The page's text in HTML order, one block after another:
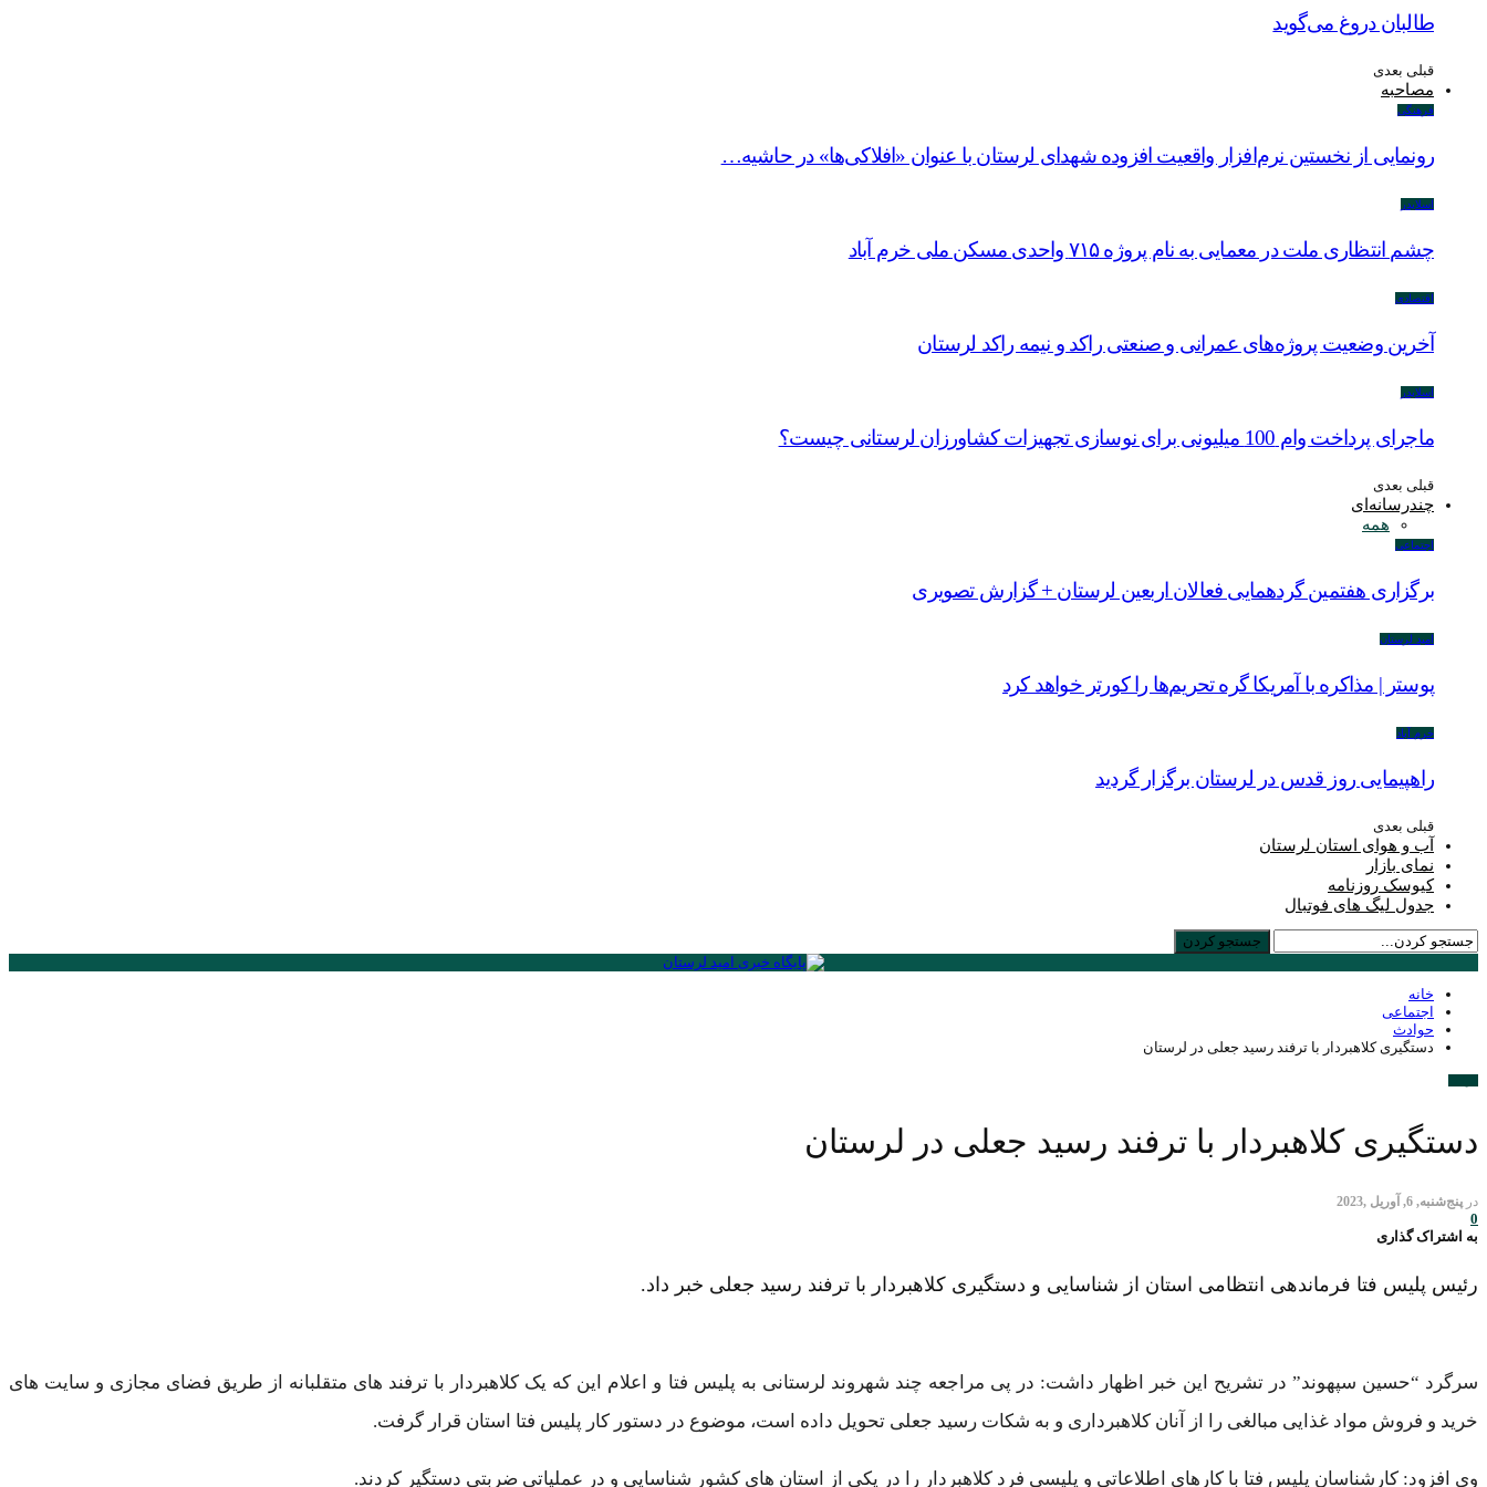
طالبان دروغ می‌گوید
قبلی بعدی
مصاحبه
فرهنگی
رونمایی از نخستین نرم‌افزار واقعیت افزوده شهدای لرستان با عنوان «افلاکی‌ها» در حاشیه…
اسلایدر
چشم انتظاری ملت در معمایی به نام پروژه ۷۱۵ واحدی مسکن ملی خرم آباد
اقتصادی
آخرین وضعیت پروژه‌های عمرانی و صنعتی راکد و نیمه راکد لرستان
اسلایدر
ماجرای پرداخت وام 100 میلیونی برای نوسازی تجهیزات کشاورزان لرستانی چیست؟
قبلی بعدی
چندرسانه‌ای
همه
اجتماعی
برگزاری هفتمین گردهمایی فعالان اربعین لرستان + گزارش تصویری
امید لرستان
پوستر | مذاکره با آمریکا گره تحریم‌ها را کورتر خواهد کرد
خرم آباد
راهپیمایی روز قدس در لرستان برگزار گردید
قبلی بعدی
آب و هوای استان لرستان
نمای بازار
کیوسک روزنامه
جدول لیگ های فوتبال
خانه
اجتماعی
حوادث
دستگیری کلاهبردار با ترفند رسید جعلی در لرستان
دستگیری کلاهبردار با ترفند رسید جعلی در لرستان
در پنج‌شنبه, 6, آوریل ,2023
0
به اشتراک گذاری
رئیس پلیس فتا فرماندهی انتظامی استان از شناسایی و دستگیری کلاهبردار با ترفند رسید جعلی خبر داد.
سرگرد “حسین سپهوند” در تشریح این خبر اظهار داشت: در پی مراجعه چند شهروند لرستانی به پلیس فتا و اعلام این که یک کلاهبردار با ترفند های متقلبانه از طریق فضای مجازی و سایت های
خرید و فروش مواد غذایی مبالغی را از آنان کلاهبرداری و به شکات رسید جعلی تحویل داده است، موضوع در دستور کار پلیس فتا استان قرار گرفت.
وی افزود: کارشناسان پلیس فتا با کارهای اطلاعاتی و پلیسی فرد کلاهبردار را در یکی از استان های کشور شناسایی و در عملیاتی ضربتی دستگیر کردند.